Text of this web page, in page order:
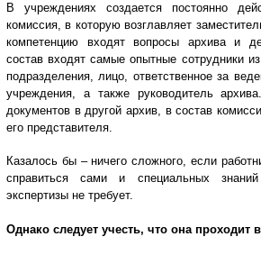
В учреждениях создается постоянно
комиссия, в которую возглавляет
компетенцию входят вопросы архива и
состав входят самые опытные сотрудники из
подразделения, лицо, ответственное за
учреждения, а также руководитель
документов в другой архив, в состав
его представителя.
Казалось бы – ничего сложного, если
справиться сами и специальных
экспертизы не требует.
Однако следует учесть, что она проходит